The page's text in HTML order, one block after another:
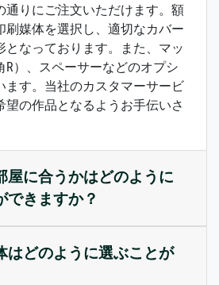
通りにご注文いただけます。額
刷媒体を選択し、適切なカバー
となっております。また、マッ
R）、スペーサーなどのオプシ
ます。当社のカスタマーサービ
望の作品となるようお手伝いさ
屋に合うかはどのように
できますか？
はどのように選ぶことが